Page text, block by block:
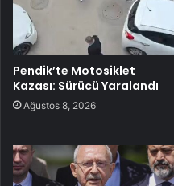
Pendik’te Motosiklet
Kazası: Sürücü Yaralandı
Ağustos 8, 2026